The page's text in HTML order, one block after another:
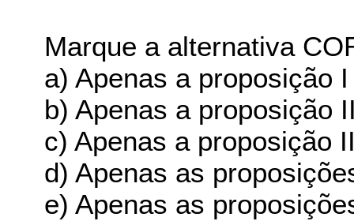
Marque a alternativa
a) Apenas a proposição
b) Apenas a proposição
c) Apenas a proposição
d) Apenas as
e) Apenas as